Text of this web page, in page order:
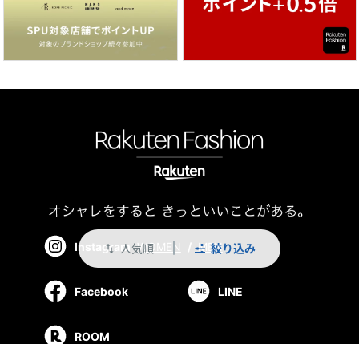
swap_vert 人気順 絞り込み
Instagram WOMEN / MEN
Facebook LINE
ROOM